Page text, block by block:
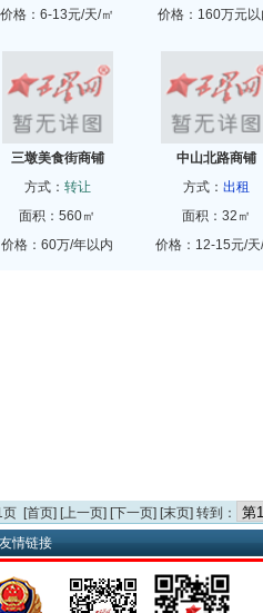
价格：6-13元/天/㎡
价格：160万元以
三墩美食街商铺
方式： 转让
面积：560㎡
价格：60万/年以内
中山北路商铺
方式： 出租
面积：32㎡
价格：12-15元/天
页 [首页] [上一页] [下一页] [末页] 转到：
友情链接